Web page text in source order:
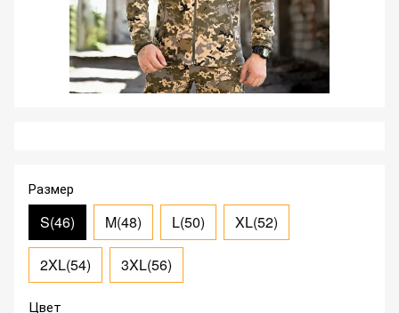
Размер
S(46) M(48) L(50) XL(52)
2XL(54) 3XL(56)
Цвет